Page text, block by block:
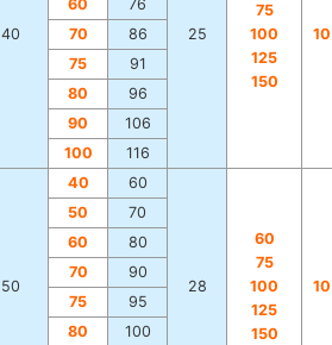
40 25
75
100
125
150
60
76
70
86
75
91
80
96
90
106
100
116
50
40 60
28
60
75
100
125
150
50
70
60
80
70
90
75
95
80
100